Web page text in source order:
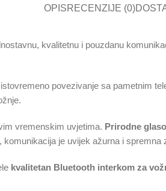
OPISRECENZIJE (0)
kvalitetnu i pouzdanu
povezivanje sa pametnim
vremenskim uvjetima. Prirodne
, komunikacija je uvijek ažurna i spremna
kvalitetan Bluetooth interkom za